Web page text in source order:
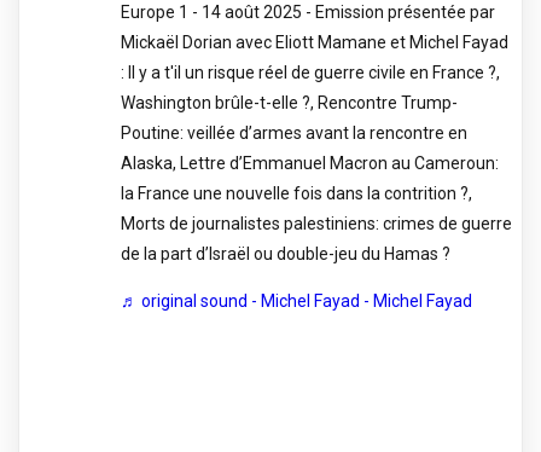
Europe 1 - 14 août 2025 - Emission présentée par
Mickaël Dorian avec Eliott Mamane et Michel Fayad
: Il y a t'il un risque réel de guerre civile en France ?,
Washington brûle-t-elle ?, Rencontre Trump-
Poutine: veillée d’armes avant la rencontre en
Alaska, Lettre d’Emmanuel Macron au Cameroun:
la France une nouvelle fois dans la contrition ?,
Morts de journalistes palestiniens: crimes de guerre
de la part d’Israël ou double-jeu du Hamas ?
♬ original sound - Michel Fayad - Michel Fayad